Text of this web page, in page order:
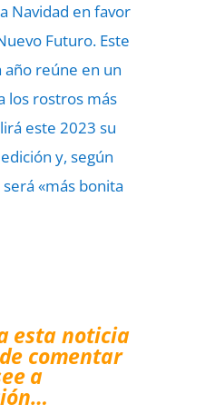
Navidad en favor
Futuro. Este
año reúne en un
los rostros más
este 2023 su
y, según
«más bonita
esta noticia
comentar
a